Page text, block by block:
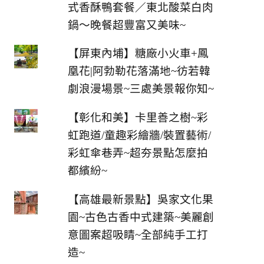
式香酥鴨套餐／東北酸菜白肉
鍋～晚餐超豐富又美味~
【屏東內埔】糖廠小火車+鳳
凰花|阿勃勒花落滿地~彷若韓
劇浪漫場景~三處美景報你知~
【彰化和美】卡里善之樹~彩
虹跑道/童趣彩繪牆/裝置藝術/
彩虹傘巷弄~超夯景點怎麼拍
都繽紛~
【高雄最新景點】吳家文化果
園~古色古香中式建築~美麗創
意圖案超吸睛~全部純手工打
造~